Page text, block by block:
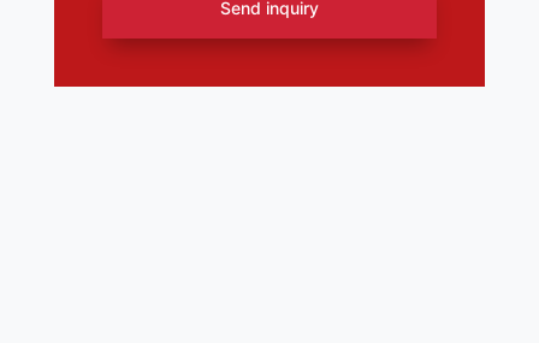
Send inquiry